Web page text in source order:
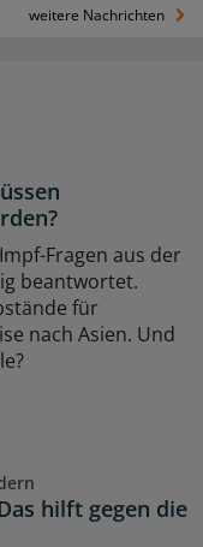
weitere Nachrichten
Fragen aus der
beantwortet.
für
nach Asien. Und
hilft gegen die